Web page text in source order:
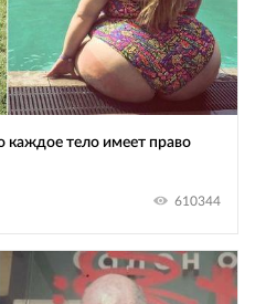
каждое тело имеет право
610344